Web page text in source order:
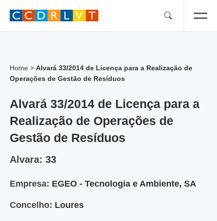
Home > Alvará 33/2014 de Licença para a Realização de
Operações de Gestão de Resíduos
Alvará 33/2014 de Licença para a
Realização de Operações de
Gestão de Resíduos
Alvara: 33
Empresa: EGEO - Tecnologia e Ambiente, SA
Concelho: Loures